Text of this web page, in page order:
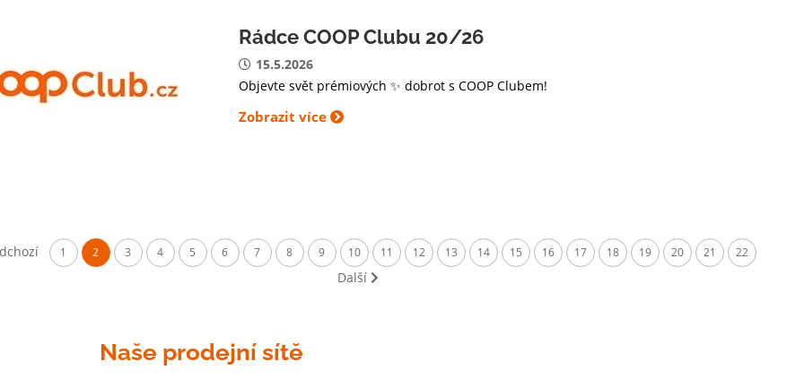
Rádce COOP Clubu 20/26
15.5.2026
Objevte svět prémiových ✨ dobrot s COOP Clubem!
Zobrazit více
1 2 3 4 5 6 7 8 9 10 11 12 13 14 15 16 17 18 19 20 21 22
Další
Naše prodejní sítě